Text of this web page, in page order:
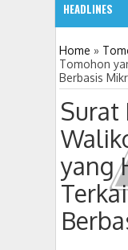
HEADLINES
08:03 AM
Home »
Tomohon
Berbasis
Surat
yang